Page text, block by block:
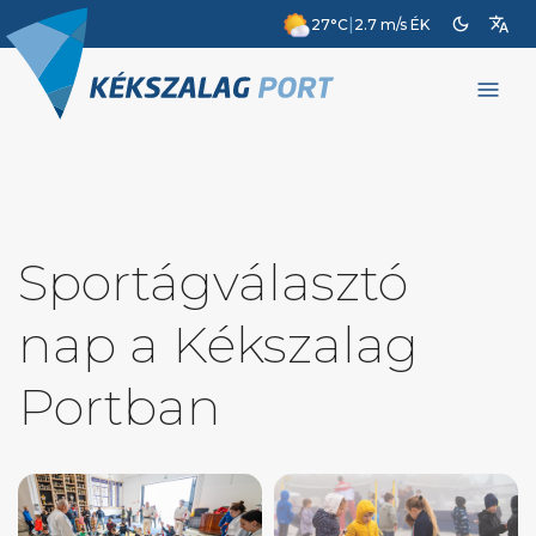
27°C| 2.7 m/s ÉK dark_mode translate
menu
Sportágválasztó
nap a Kékszalag
Portban